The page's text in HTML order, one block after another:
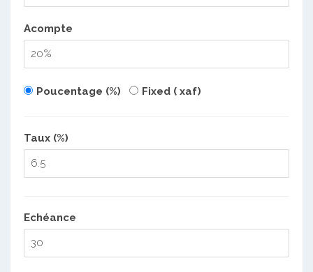
Acompte
Poucentage (%) Fixed ( xaf)
Taux (%)
Echéance